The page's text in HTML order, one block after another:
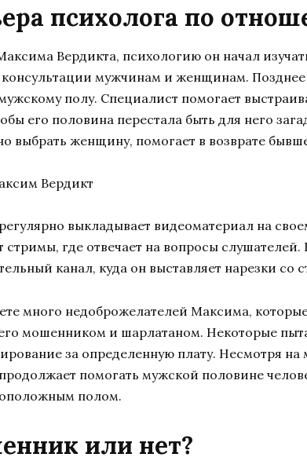
психолога по
Вердикта, психологию он начал
консультации мужчинам и женщинам.
полу. Специалист помогает
его половина перестала быть для него
выбрать женщину, помогает в возврате
выкладывает видеоматериал на
стримы, где отвечает на вопросы слушателей.
канал, куда он выставляет нарезки со
много недоброжелателей Максима,
мошенником и шарлатаном. Некоторые
за определенную плату. Несмотря на
помогать мужской половине
полом.
или нет?